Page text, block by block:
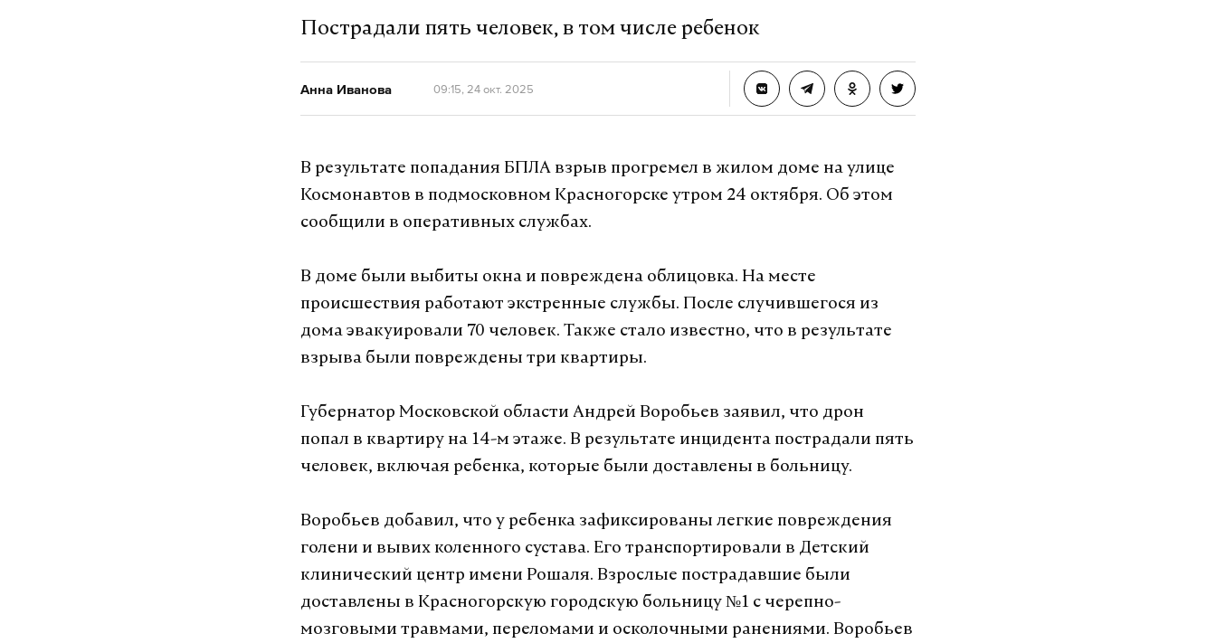
Пострадали пять человек, в том числе ребенок
Анна Иванова 09:15, 24 окт. 2025
В результате попадания БПЛА взрыв прогремел в жилом доме на улице
Космонавтов в подмосковном Красногорске утром 24 октября. Об этом
сообщили в оперативных службах.
В доме были выбиты окна и повреждена облицовка. На месте
происшествия работают экстренные службы. После случившегося из
дома эвакуировали 70 человек. Также стало известно, что в результате
взрыва были повреждены три квартиры.
Губернатор Московской области Андрей Воробьев заявил, что дрон
попал в квартиру на 14-м этаже. В результате инцидента пострадали пять
человек, включая ребенка, которые были доставлены в больницу.
Воробьев добавил, что у ребенка зафиксированы легкие повреждения
голени и вывих коленного сустава. Его транспортировали в Детский
клинический центр имени Рошаля. Взрослые пострадавшие были
доставлены в Красногорскую городскую больницу №1 с черепно-
мозговыми травмами, переломами и осколочными ранениями. Воробьев